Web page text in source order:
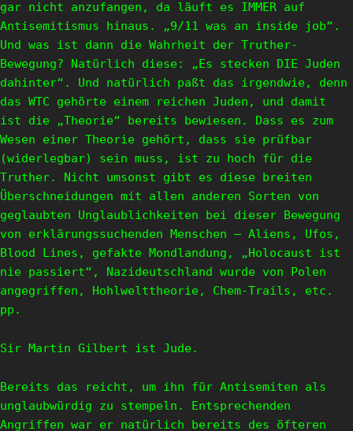
gar nicht anzufangen, da läuft es IMMER auf
Antisemitismus hinaus. „9/11 was an inside job“.
Und was ist dann die Wahrheit der Truther-
Bewegung? Natürlich diese: „Es stecken DIE Juden
dahinter“. Und natürlich paßt das irgendwie, denn
das WTC gehörte einem reichen Juden, und damit
ist die „Theorie“ bereits bewiesen. Dass es zum
Wesen einer Theorie gehört, dass sie prüfbar
(widerlegbar) sein muss, ist zu hoch für die
Truther. Nicht umsonst gibt es diese breiten
Überschneidungen mit allen anderen Sorten von
geglaubten Unglaublichkeiten bei dieser Bewegung
von erklärungssuchenden Menschen – Aliens, Ufos,
Blood Lines, gefakte Mondlandung, „Holocaust ist
nie passiert“, Nazideutschland wurde von Polen
angegriffen, Hohlwelttheorie, Chem-Trails, etc.
pp.
Sir Martin Gilbert ist Jude.
Bereits das reicht, um ihn für Antisemiten als
unglaubwürdig zu stempeln. Entsprechenden
Angriffen war er natürlich bereits des öfteren